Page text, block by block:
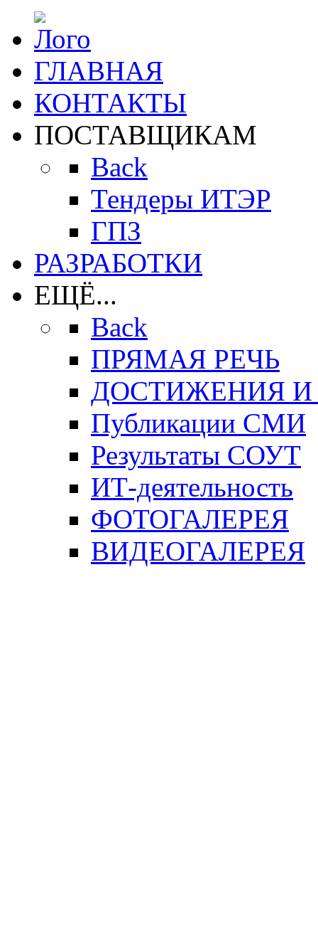
ГЛАВНАЯ
КОНТАКТЫ
ПОСТАВЩИКАМ
Back
Тендеры ИТЭР
ГПЗ
РАЗРАБОТКИ
ЕЩЁ...
Back
ПРЯМАЯ РЕЧЬ
ДОСТИЖЕНИЯ И
Публикации СМИ
Результаты СОУТ
ИТ-деятельность
ФОТОГАЛЕРЕЯ
ВИДЕОГАЛЕРЕЯ